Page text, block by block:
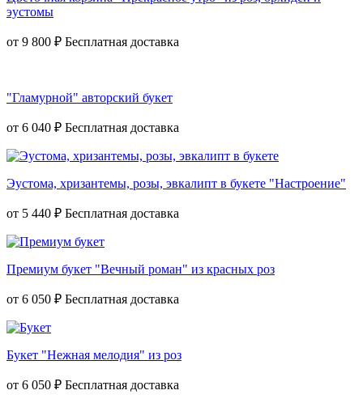
эустомы
от 9 800 ₽
"Гламурной" авторский букет
от 6 040 ₽
Эустома, хризантемы, розы, эвкалипт в букете "Настроение"
от 5 440 ₽
Премиум букет "Вечный роман" из красных роз
от 6 050 ₽
Букет "Нежная мелодия" из роз
от 6 050 ₽